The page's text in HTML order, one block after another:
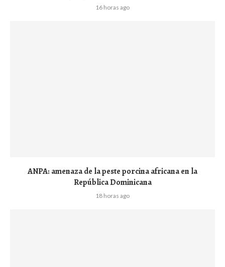
16 horas ago
ANPA: amenaza de la peste porcina africana en la
República Dominicana
18 horas ago